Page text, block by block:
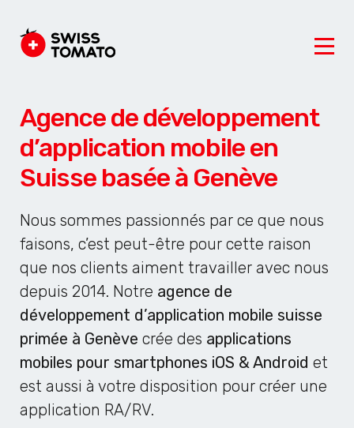
Agence de développement
d’application mobile en
Suisse basée à Genève
Nous sommes passionnés par ce que nous
faisons, c’est peut-être pour cette raison
que nos clients aiment travailler avec nous
depuis 2014. Notre agence de
développement d’application mobile suisse
primée à Genève crée des applications
mobiles pour smartphones iOS & Android et
est aussi à votre disposition pour créer une
application RA/RV.